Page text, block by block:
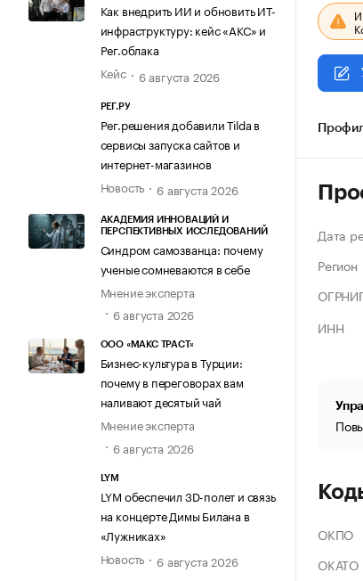
Как внедрить ИИ и обновить ИТ-
инфраструктуру: кейс «АКС» и
Рег.облака
Кейс
6 августа 2026
РЕГ.РУ
Рег.решения добавили Tilda в
сервисы запуска сайтов и
интернет-магазинов
Новость
6 августа 2026
АКАДЕМИЯ ИННОВАЦИЙ И
ПЕРСПЕКТИВНЫХ ИССЛЕДОВАНИЙ
Синдром самозванца: почему
ученые сомневаются в себе
Мнение эксперта
6 августа 2026
ООО «МАКС ТРАСТ»
Бизнес-культура в Турции:
почему в переговорах вам
наливают десятый чай
Мнение эксперта
6 августа 2026
LYM
LYM обеспечил 3D-полет и связь
на концерте Димы Билана в
«Лужниках»
Новость
6 августа 2026
Дата
Регион
ИНН
ОКПО
ОКАТО